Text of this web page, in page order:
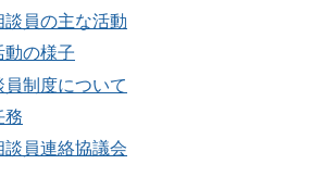
員の主な活動
の様子
制度について
務
員連絡協議会